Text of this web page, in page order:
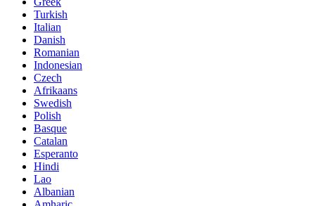
Turkish
Italian
Danish
Romanian
Indonesian
Czech
Afrikaans
Swedish
Polish
Basque
Catalan
Esperanto
Hindi
Lao
Albanian